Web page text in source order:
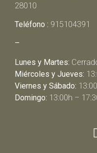
28010
Teléfono : 915104391
–
Lunes y Martes:
Miércoles y Jueves:
Viernes y Sábado:
Domingo: 13:00h –